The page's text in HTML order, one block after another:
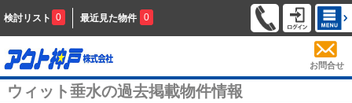
検討リスト 0 最近見た物件 0
お問合せ
ウィット垂水の過去掲載物件情報